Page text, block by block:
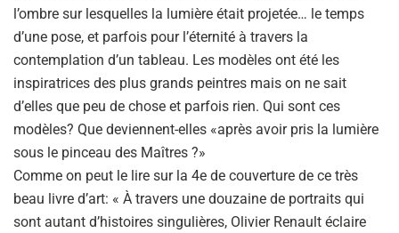
l’ombre sur lesquelles la lumière était projetée… le temps
d’une pose, et parfois pour l’éternité à travers la
contemplation d’un tableau. Les modèles ont été les
inspiratrices des plus grands peintres mais on ne sait
d’elles que peu de chose et parfois rien. Qui sont ces
modèles? Que deviennent-elles «après avoir pris la lumière
sous le pinceau des Maîtres ?»
Comme on peut le lire sur la 4e de couverture de ce très
beau livre d’art: « À travers une douzaine de portraits qui
sont autant d’histoires singulières, Olivier Renault éclaire